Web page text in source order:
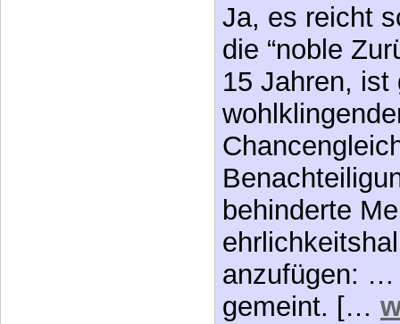
Ja, es reicht
die “noble
15 Jahren, ist
behinderte
anzufügen: …
gemeint. […